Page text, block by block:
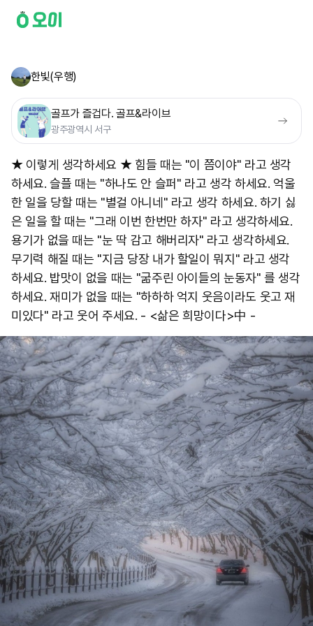
한빛(우행)
골프가 즐겁다. 골프&라이브
광주광역시 서구
★ 이렇게 생각하세요 ★ 힘들 때는 "이 쯤이야" 라고 생각
하세요. 슬플 때는 "하나도 안 슬퍼" 라고 생각 하세요. 억울
한 일을 당할 때는 "별걸 아니네" 라고 생각 하세요. 하기 싫
은 일을 할 때는 "그래 이번 한번만 하자" 라고 생각하세요.
용기가 없을 때는 "눈 딱 감고 해버리자" 라고 생각하세요.
무기력 해질 때는 "지금 당장 내가 할일이 뭐지" 라고 생각
하세요. 밥맛이 없을 때는 "굶주린 아이들의 눈동자" 를 생각
하세요. 재미가 없을 때는 "하하하 억지 웃음이라도 웃고 재
미있다" 라고 웃어 주세요. - <삶은 희망이다>中 -